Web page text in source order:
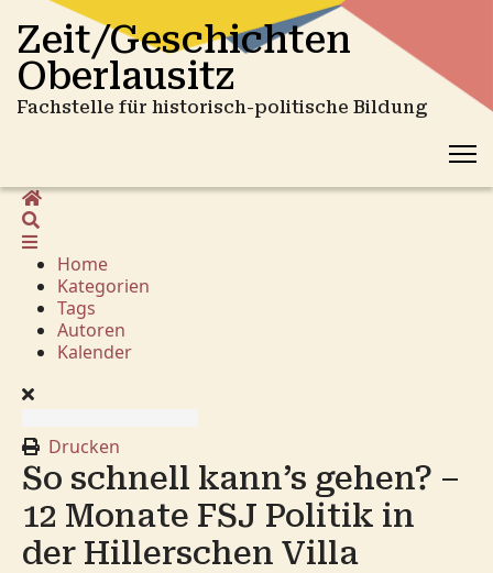
Zeit/Geschichten
Oberlausitz
Fachstelle für historisch-politische Bildung
Home
Home
Kategorien
Tags
Autoren
Kalender
Drucken
So schnell kann’s gehen? –
12 Monate FSJ Politik in
der Hillerschen Villa